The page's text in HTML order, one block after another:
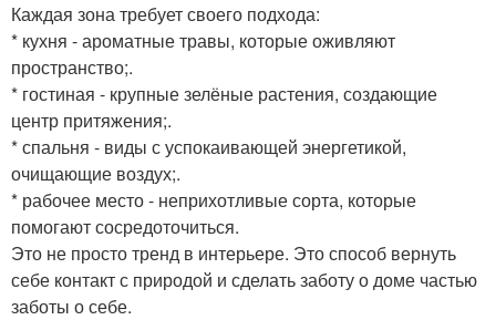
Каждая зона требует своего подхода:
* кухня - ароматные травы, которые оживляют
пространство;.
* гостиная - крупные зелёные растения, создающие
центр притяжения;.
* спальня - виды с успокаивающей энергетикой,
очищающие воздух;.
* рабочее место - неприхотливые сорта, которые
помогают сосредоточиться.
Это не просто тренд в интерьере. Это способ вернуть
себе контакт с природой и сделать заботу о доме частью
заботы о себе.